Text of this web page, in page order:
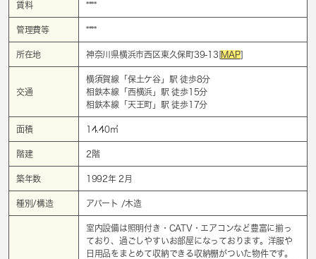
賃料 ****
管理費等 ****
所在地 神奈川県横浜市西区東久保町39-13[MAP]
交通
横須賀線「 保土ケ谷」駅 徒歩8分
相鉄本線「 西横浜 」駅 徒歩15分
相鉄本線「 天王町 」駅 徒歩17分
面積 14.40㎡
階建 2階
築年数 1992年 2月
種別/構造 アパート /木造
室内設備は照明付き・CATV・エアコンなど豊富に揃っ
ており、過ごしやすいお部屋になっております。洋服や
日用品をまとめて収納できる収納棚がついた物件です。